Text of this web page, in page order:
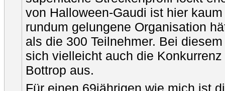
von Halloween-Gaudi ist hier
rundum gelungene Organisation
als die 300 Teilnehmer. Bei
sich vielleicht auch die
Bottrop aus.
Für einen 69jährigen wie mich ist